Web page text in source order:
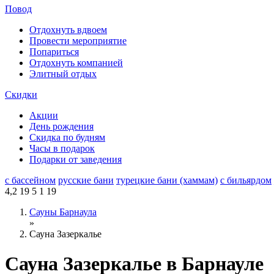
Повод
Отдохнуть вдвоем
Провести мероприятие
Попариться
Отдохнуть компанией
Элитный отдых
Скидки
Акции
День рождения
Скидка по будням
Часы в подарок
Подарки от заведения
с бассейном русские бани турецкие бани (хаммам) с бильярдом
4,2 19 5 1 19
Сауны Барнаула
»
Сауна Зазеркалье
Сауна Зазеркалье в Барнауле